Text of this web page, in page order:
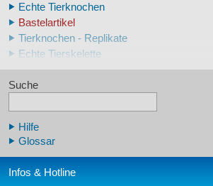
Echte Tierknochen
Bastelartikel
Tierknochen - Replikate
Echte Tierskelette
Echte Tierzähne
Krallen- und Zahnreplikate
Schädelreplikate Mensch
Knochenreplikate Mensch
Arm-/Beinskelette Mensch
Suche
Hilfe
Glossar
Infos & Hotline